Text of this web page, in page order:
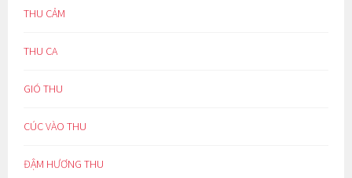
THU CẢM
THU CA
GIÓ THU
CÚC VÀO THU
ĐẬM HƯƠNG THU